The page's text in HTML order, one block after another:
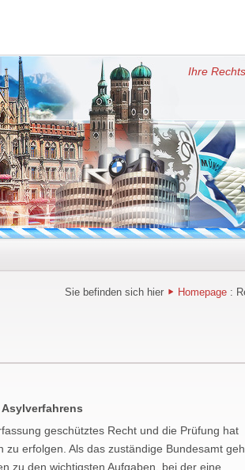
Ihre
Sie befinden sich hier Homepage :
geschütztes Recht und die Prüfung hat
zu erfolgen. Als das zuständige Bundesamt
zu den wichtigsten Aufgaben, bei der eine